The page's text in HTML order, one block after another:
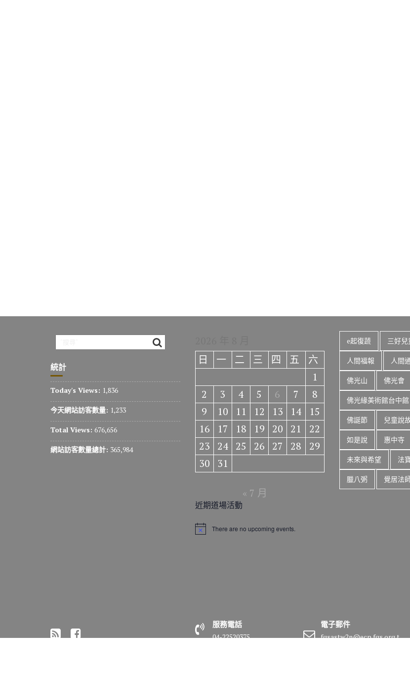
統計
Today's Views: 1,836
今天網站訪客數量: 1,233
Total Views: 676,656
網站訪客數量總計: 365,984
日
一 二 三 四 五
六
1
2
3 4 5 6 7
8
9
10 11 12 13 14
15
16
17 18 19 20 21
22
23
24 25 26 27 28
29
30
31
« 7 月
近期道場活動
N
There are no upcoming events.
e起復蔬 三好兒
人間福報 人間
佛光山 佛光會
佛光緣美術館台中館
佛誕節 兒童說
如是說 惠中寺
未來與希望 法
臘八粥 覺居法
服務電話
04-22520375
電子郵件
fgsastw2n@ecp.fgs.org.t